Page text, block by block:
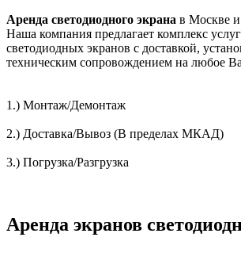
Аренда светодиодного экрана в Москве и
Наша компания предлагает комплекс
светодиодных экранов с доставкой,
техническим сопровождением на любое
1.) Монтаж/Демонтаж
2.) Доставка/Вывоз (В пределах МКАД)
3.) Погрузка/Разгрузка
Аренда экранов